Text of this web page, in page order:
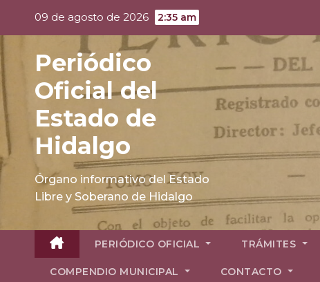
09 de agosto de 2026 2:35 am
Periódico
Oficial del
Estado de
Hidalgo
Órgano informativo del Estado
Libre y Soberano de Hidalgo
PERIÓDICO OFICIAL TRÁMITES
COMPENDIO MUNICIPAL CONTACTO